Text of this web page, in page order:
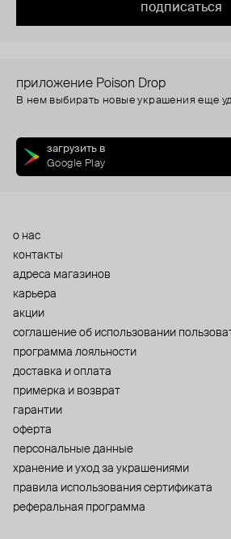
подписаться
приложение Poison Drop
В нем выбирать новые украшения еще
загрузить в
Google Play
о нас
контакты
адреса магазинов
карьера
акции
cоглашение об использовании
программа лояльности
доставка и оплата
примерка и возврат
гарантии
оферта
персональные данные
хранение и уход за украшениями
правила использования сертификата
реферальная программа